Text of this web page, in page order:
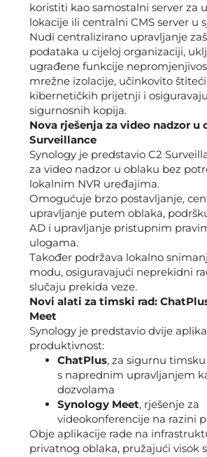
koristiti kao samostalni server za
lokacije ili centralni CMS server u
Nudi centralizirano upravljanje
podataka u cijeloj organizaciji,
ugrađene funkcije
mrežne izolacije, učinkovito
kibernetičkih prijetnji i
sigurnosnih kopija.
Nova rješenja za video nadzor u
Surveillance
Synology je predstavio C2
za video nadzor u oblaku bez
lokalnim NVR uređajima.
Omogućuje brzo postavljanje,
upravljanje putem oblaka,
AD i upravljanje pristupnim
ulogama.
Također podržava lokalno
modu, osiguravajući neprekidni
slučaju prekida veze.
Novi alati za timski rad:
Meet
Synology je predstavio dvije
produktivnost:
ChatPlus, za sigurnu
s naprednim upravljanjem
dozvolama
Synology Meet, rješenje za
videokonferencije na razini
Obje aplikacije rade na
privatnog oblaka, pružajući visok